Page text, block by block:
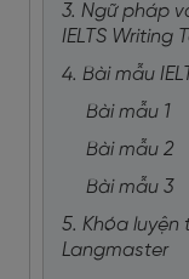
3. Ngữ pháp
IELTS Writing
4. Bài mẫu
Bài mẫu 1
Bài mẫu 2
Bài mẫu 3
5. Khóa luyện
Langmaster